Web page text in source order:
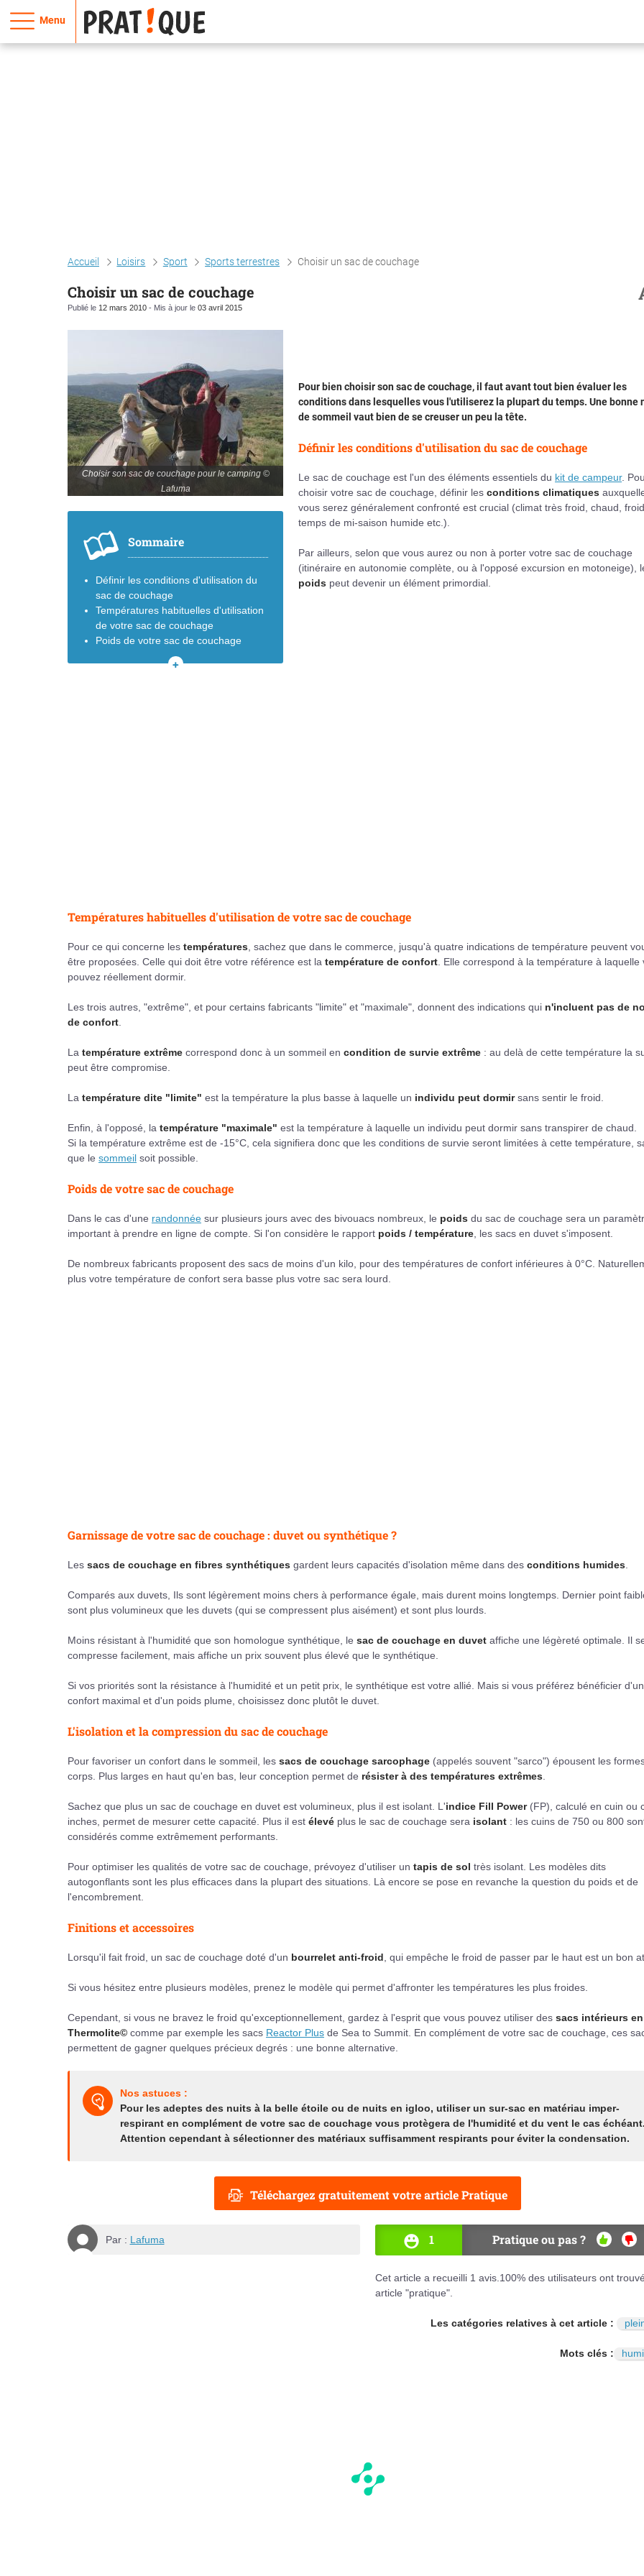
Menu
Accueil Loisirs Sport Sports terrestres Choisir un sac de couchage
Choisir un sac de couchage
Publié le 12 mars 2010 - Mis à jour le 03 avril 2015
Choisir son sac de couchage pour le camping ©
Lafuma
Pour bien choisir son sac de couchage, il faut avant tout bien évaluer les
conditions dans lesquelles vous l'utiliserez la plupart du temps. Une bonne
de sommeil vaut bien de se creuser un peu la tête.
Sommaire
Définir les conditions d'utilisation du
sac de couchage
Températures habituelles d'utilisation
de votre sac de couchage
Poids de votre sac de couchage
Garnissage de votre sac de
couchage : duvet ou synthétique ?
Définir les conditions d'utilisation du sac de couchage
Le sac de couchage est l'un des éléments essentiels du kit de campeur.
choisir votre sac de couchage, définir les conditions climatiques
vous serez généralement confronté est crucial (climat très froid, chaud, froid
temps de mi-saison humide etc.).
Par ailleurs, selon que vous aurez ou non à porter votre sac de couchage
(itinéraire en autonomie complète, ou à l'opposé excursion en motoneige),
poids peut devenir un élément primordial.
Températures habituelles d'utilisation de votre sac de couchage
Pour ce qui concerne les températures , sachez que dans le commerce, jusqu'à quatre indications de température peuvent
être proposées. Celle qui doit être votre référence est la température de confort . Elle correspond à la température à laquelle
pouvez réellement dormir.
Les trois autres, "extrême", et pour certains fabricants "limite" et "maximale", donnent des indications qui n'incluent pas de
de confort
La température extrême correspond donc à un sommeil en condition de survie extrême : au delà de cette température la
peut être compromise.
La température dite "limite" est la température la plus basse à laquelle un individu peut dormirsans sentir le froid.
Enfin, à l'opposé, la température "maximale" est la température à laquelle un individu peut dormir sans transpirer de chaud.
Si la température extrême est de -15°C, cela signifiera donc que les conditions de survie seront limitées à cette température,
que le sommeil soit possible.
Poids de votre sac de couchage
Dans le cas d'une randonnée sur plusieurs jours avec des bivouacs nombreux, le poids du sac de couchage sera un
important à prendre en ligne de compte. Si l'on considère le rapport poids / température , les sacs en duvet s'imposent.
De nombreux fabricants proposent des sacs de moins d'un kilo, pour des températures de confort inférieures à 0°C.
plus votre température de confort sera basse plus votre sac sera lourd.
Garnissage de votre sac de couchage : duvet ou synthétique ?
Les sacs de couchage en fibres synthétiques gardent leurs capacités d'isolation même dans des conditions humides
Comparés aux duvets, Ils sont légèrement moins chers à performance égale, mais durent moins longtemps. Dernier point
sont plus volumineux que les duvets (qui se compressent plus aisément) et sont plus lourds.
Moins résistant à l'humidité que son homologue synthétique, le sac de couchage en duvet affiche une légèreté optimale. Il
compresse facilement, mais affiche un prix souvent plus élevé que le synthétique.
Si vos priorités sont la résistance à l'humidité et un petit prix, le synthétique est votre allié. Mais si vous préférez bénéficier d'un
confort maximal et d'un poids plume, choisissez donc plutôt le duvet.
L'isolation et la compression du sac de couchage
Pour favoriser un confort dans le sommeil, les sacs de couchage sarcophage (appelés souvent "sarco") épousent les
corps. Plus larges en haut qu'en bas, leur conception permet de résister à des températures extrêmes
Sachez que plus un sac de couchage en duvet est volumineux, plus il est isolant. L'indice Fill Power (FP), calculé en cuin ou
inches, permet de mesurer cette capacité. Plus il est élevé plus le sac de couchage sera isolant : les cuins de 750 ou 800
considérés comme extrêmement performants.
Pour optimiser les qualités de votre sac de couchage, prévoyez d'utiliser un tapis de sol très isolant. Les modèles dits
autogonflants sont les plus efficaces dans la plupart des situations. Là encore se pose en revanche la question du poids et de
l'encombrement.
Finitions et accessoires
Lorsqu'il fait froid, un sac de couchage doté d'un bourrelet anti-froid , qui empêche le froid de passer par le haut est un bon
Si vous hésitez entre plusieurs modèles, prenez le modèle qui permet d'affronter les températures les plus froides.
Cependant, si vous ne bravez le froid qu'exceptionnellement, gardez à l'esprit que vous pouvez utiliser des sacs intérieurs en
Thermolite© comme par exemple les sacs Reactor Plus de Sea to Summit. En complément de votre sac de couchage, ces
permettent de gagner quelques précieux degrés : une bonne alternative.
Nos astuces :
Pour les adeptes des nuits à la belle étoile ou de nuits en igloo, utiliser un sur-sac en matériau imper-
respirant en complément de votre sac de couchage vous protègera de l'humidité et du vent le cas échéant.
Attention cependant à sélectionner des matériaux suffisamment respirants pour éviter la condensation.
Téléchargez gratuitement votre article Pratique
Par : Lafuma 1 Pratique ou pas ?
OUI NON
Cet article a recueilli 1 avis. 100% des utilisateurs ont
article "pratique".
Les catégories relatives à cet article :
Mots clés :